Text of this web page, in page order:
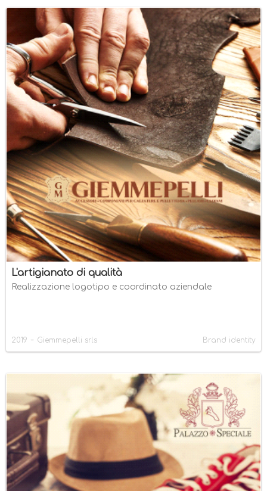
L'artigianato di qualità
Realizzazione logotipo e coordinato aziendale
2019 - Giemmepelli srls Brand identity